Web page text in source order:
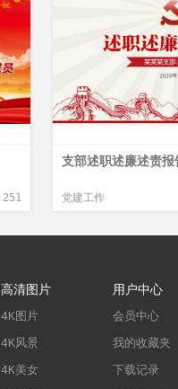
251
支部述职述廉述责
党建工作
高清图片
4K图片
4K风景
4K美女
用户中心
会员中心
我的收藏夹
下载记录